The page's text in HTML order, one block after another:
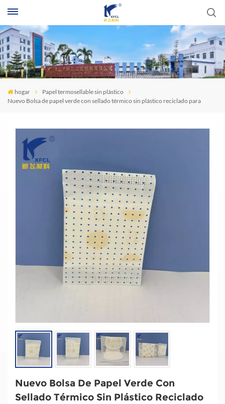
hogar
Papel termosellable sin plástico
Nuevo Bolsa de papel verde con sellado térmico sin plástico reciclado para
Nuevo Bolsa De Papel Verde Con
Sellado Térmico Sin Plástico Reciclado